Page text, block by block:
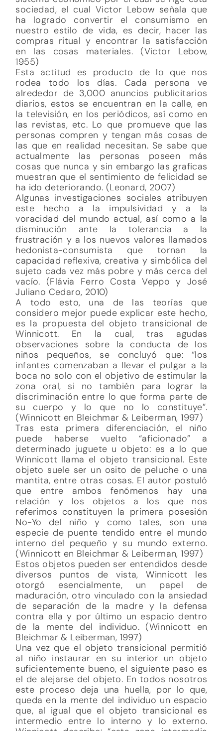
sociedad, el cual Victor Lebow señala que
ha logrado convertir el consumismo en
nuestro estilo de vida, es decir, hacer las
compras ritual y encontrar la satisfacción
en las cosas materiales. (Victor Lebow,
1955)
Esta actitud es producto de lo que nos
rodea todo los días. Cada persona ve
alrededor de 3,000 anuncios publicitarios
diarios, estos se encuentran en la calle, en
la televisión, en los periódicos, así como en
las revistas, etc. Lo que promueve que las
personas compren y tengan más cosas de
las que en realidad necesitan. Se sabe que
actualmente las personas poseen más
cosas que nunca y sin embargo las graficas
muestran que el sentimiento de felicidad se
ha ido deteriorando. (Leonard, 2007)
Algunas investigaciones sociales atribuyen
este hecho a la impulsividad y a la
voracidad del mundo actual, así como a la
disminución ante la tolerancia a la
frustración y a los nuevos valores llamados
hedonista-consumista que tornan la
capacidad reflexiva, creativa y simbólica del
sujeto cada vez más pobre y más cerca del
vacío. (Flávia Ferro Costa Veppo y José
Juliano Cedaro, 2010)
A todo esto, una de las teorías que
considero mejor puede explicar este hecho,
es la propuesta del objeto transicional de
Winnicott. En la cual, tras agudas
observaciones sobre la conducta de los
niños pequeños, se concluyó que: “los
infantes comenzaban a llevar el pulgar a la
boca no solo con el objetivo de estimular la
zona oral, si no también para lograr la
discriminación entre lo que forma parte de
su cuerpo y lo que no lo constituye”.
(Winnicott en Bleichmar & Leiberman, 1997)
Tras esta primera diferenciación, el niño
puede haberse vuelto “aficionado” a
determinado juguete u objeto: es a lo que
Winnicott llama el objeto transicional. Este
objeto suele ser un osito de peluche o una
mantita, entre otras cosas. El autor postuló
que entre ambos fenómenos hay una
relación y los objetos a los que nos
referimos constituyen la primera posesión
No-Yo del niño y como tales, son una
especie de puente tendido entre el mundo
interno del pequeño y su mundo externo.
(Winnicott en Bleichmar & Leiberman, 1997)
Estos objetos pueden ser entendidos desde
diversos puntos de vista, Winnicott les
otorgó esencialmente, un papel de
maduración, otro vinculado con la ansiedad
de separación de la madre y la defensa
contra ella y por último un espacio dentro
de la mente del individuo. (Winnicott en
Bleichmar & Leiberman, 1997)
Una vez que el objeto transicional permitió
al niño instaurar en su interior un objeto
suficientemente bueno, el siguiente paso es
el de alejarse del objeto. En todos nosotros
este proceso deja una huella, por lo que,
queda en la mente del individuo un espacio
que, al igual que el objeto transicional es
intermedio entre lo interno y lo externo.